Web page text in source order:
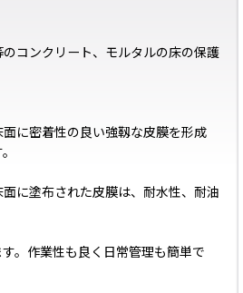
コンクリート、モルタルの床の保護
に密着性の良い強靱な皮膜を形成
に塗布された皮膜は、耐水性、耐油
。作業性も良く日常管理も簡単で